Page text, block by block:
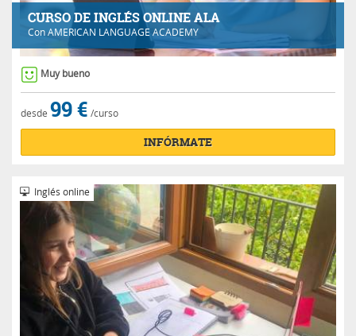
CURSO DE INGLÉS ONLINE ALA
ConAMERICAN LANGUAGE ACADEMY
Muy bueno
desde 99 € /curso
INFÓRMATE
Inglés online